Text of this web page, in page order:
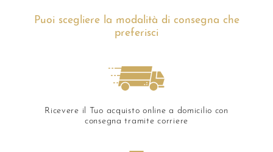
Puoi scegliere la modalità di consegna che
preferisci
Ricevere il Tuo acquisto online a domicilio con
consegna tramite corriere